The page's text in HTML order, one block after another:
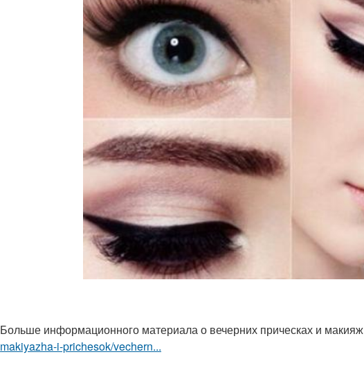
Больше информационного материала о вечерних прическах и макияж
makiyazha-i-prichesok/vechern...